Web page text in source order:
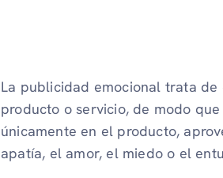
La publicidad emocional trata
producto o servicio, de modo
únicamente en el producto,
apatía, el amor, el miedo o el